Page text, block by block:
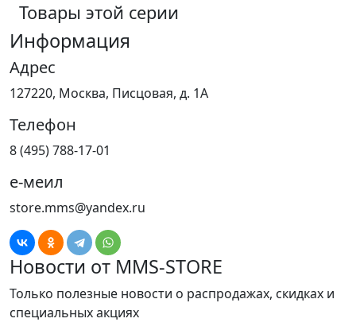
Товары этой серии
Информация
Адрес
127220, Москва, Писцовая, д. 1А
Телефон
8 (495) 788-17-01
е-меил
store.mms@yandex.ru
Новости от MMS-STORE
Только полезные новости о распродажах, скидках и
специальных акциях